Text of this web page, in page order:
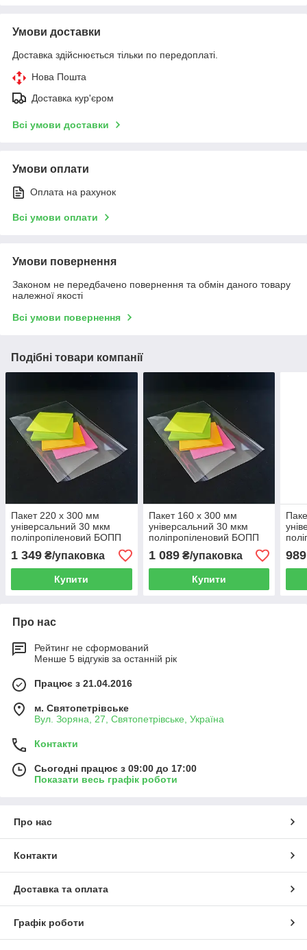
Умови доставки
Доставка здійснюється тільки по передоплаті.
Нова Пошта
Доставка кур'єром
Всі умови доставки
Умови оплати
Оплата на рахунок
Всі умови оплати
Умови повернення
Законом не передбачено повернення та обмін даного товару
належної якості
Всі умови повернення
Подібні товари компанії
Пакет 220 x 300 мм
універсальний 30 мкм
поліпропіленовий БОПП
1000 шт
1 349 ₴/упаковка
Купити
Пакет 160 x 300 мм
універсальний 30 мкм
поліпропіленовий БОПП
1000 шт
1 089₴/упаковка
Купити
989
Про нас
Рейтинг не сформований
Менше 5 відгуків за останній рік
Працює з 21.04.2016
м. Святопетрівське
Вул. Зоряна, 27, Святопетрівське, Україна
Контакти
Сьогодні працює з 09:00 до 17:00
Показати весь графік роботи
Про нас
Контакти
Доставка та оплата
Графік роботи